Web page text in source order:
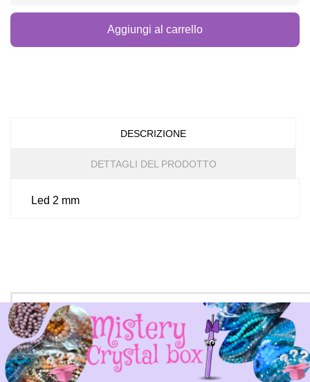
Aggiungi al carrello
DESCRIZIONE
DETTAGLI DEL PRODOTTO
Led 2 mm